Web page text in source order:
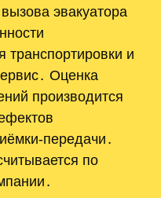
эвакуатора
транспортировки и
Оценка
производится
передачи․
по